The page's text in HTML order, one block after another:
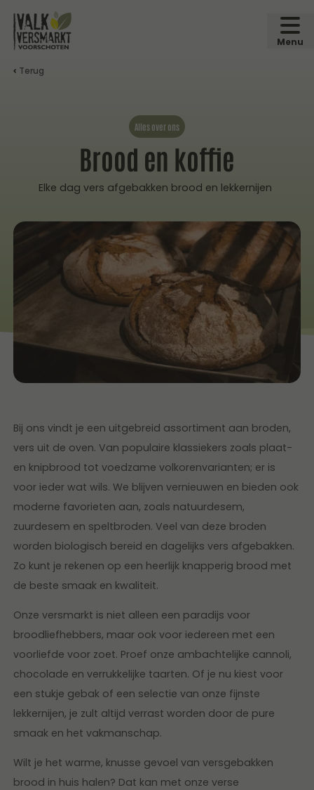
Menu
Terug
Alles over ons
Brood en koffie
Elke dag vers afgebakken brood en lekkernijen
Bij ons vindt je een uitgebreid assortiment aan broden,
vers uit de oven. Van populaire klassiekers zoals plaat-
en knipbrood tot voedzame volkorenvarianten; er is
voor ieder wat wils. We blijven vernieuwen en bieden ook
moderne favorieten aan, zoals natuurdesem,
zuurdesem en speltbroden. Veel van deze broden
worden biologisch bereid en dagelijks vers afgebakken.
Zo kunt je rekenen op een heerlijk knapperig brood met
de beste smaak en kwaliteit.
Onze versmarkt is niet alleen een paradijs voor
broodliefhebbers, maar ook voor iedereen met een
voorliefde voor zoet. Proef onze ambachtelijke cannoli,
chocolade en verrukkelijke taarten. Of je nu kiest voor
een stukje gebak of een selectie van onze fijnste
lekkernijen, je zult altijd verrast worden door de pure
smaak en het vakmanschap.
Wilt je het warme, knusse gevoel van versgebakken
brood in huis halen? Dat kan met onze verse